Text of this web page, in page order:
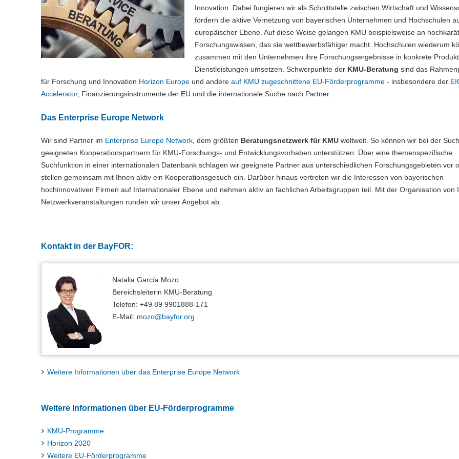
Innovation. Dabei fungieren wir als Schnittstelle zwischen Wirtschaft und
fördern die aktive Vernetzung von bayerischen Unternehmen und Hochschulen
europäischer Ebene. Auf diese Weise gelangen KMU beispielsweise an
Forschungswissen, das sie wettbewerbsfähiger macht. Hochschulen wiederum
zusammen mit den Unternehmen ihre Forschungsergebnisse in konkrete
Dienstleistungen umsetzen. Schwerpunkte der KMU-Beratung sind das
für Forschung und Innovation Horizon Europe und andere auf KMU zugeschnittene EU-Förderprogramme - insbesondere der
Accelerator, Finanzierungsinstrumente der EU und die internationale Suche nach Partner.
Das Enterprise Europe Network
Wir sind Partner im Enterprise Europe Network , dem größten Beratungsnetzwerk für KMU weltweit. So können wir bei der
geeigneten Kooperationspartnern für KMU-Forschungs- und Entwicklungsvorhaben unterstützen: Über eine themenspezifische
Suchfunktion in einer internationalen Datenbank schlagen wir geeignete Partner aus unterschiedlichen Forschungsgebieten vor
stellen gemeinsam mit Ihnen aktiv ein Kooperationsgesuch ein. Darüber hinaus vertreten wir die Interessen von bayerischen
hochinnovativen Firmen auf Internationaler Ebene und nehmen aktiv an fachlichen Arbeitsgruppen teil. Mit der Organisation von
Netzwerkveranstaltungen runden wir unser Angebot ab.
Kontakt in der BayFOR:
Natalia García Mozo
Bereichsleiterin KMU-Beratung
Telefon: +49 89 9901888-171
E-Mail: mozo@bayfor.org
Weitere Informationen über das Enterprise Europe Network
Weitere Informationen über EU-Förderprogramme
KMU-Programme
Horizon 2020
Weitere EU-Förderprogramme